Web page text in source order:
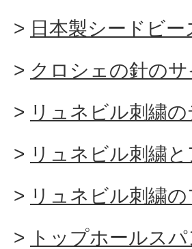
日本製シードビー
クロシェの針の
リュネビル刺繍
リュネビル刺繍
リュネビル刺繍
トップホールス